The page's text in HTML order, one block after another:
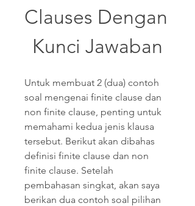
Clauses Dengan
Kunci Jawaban
Untuk membuat 2 (dua) contoh
soal mengenai finite clause dan
non finite clause, penting untuk
memahami kedua jenis klausa
tersebut. Berikut akan dibahas
definisi finite clause dan non
finite clause. Setelah
pembahasan singkat, akan saya
berikan dua contoh soal pilihan